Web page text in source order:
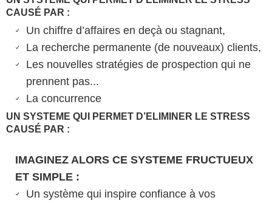
CAUSÉ PAR :
Un chiffre d’affaires en deçà ou stagnant,
La recherche permanente (de nouveaux) clients,
Les nouvelles stratégies de prospection qui ne
prennent pas...
La concurrence
UN SYSTEME QUI PERMET D’ELIMINER LE STRESS
CAUSÉ PAR :
IMAGINEZ ALORS CE SYSTEME FRUCTUEUX
ET SIMPLE :
Un système qui inspire confiance à vos